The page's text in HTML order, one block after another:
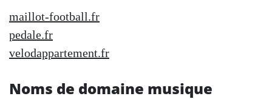
maillot-football.fr
pedale.fr
velodappartement.fr
Noms de domaine musique